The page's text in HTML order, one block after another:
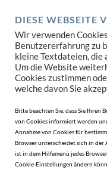
Datenschutz
Impressum
AGB
Mediadaten
DIESE WEBSEITE
Wir verwenden
Benutzererfahrung zu
kleine Textdateien, die
Um die Website
Cookies zustimmen
welche davon Sie
Bitte beachten Sie, dass Sie Ihren
von Cookies informiert werden
Annahme von Cookies für
Browser unterscheidet sich in der
ist in dem Hilfemenü jedes
Cookie-Einstellungen ändern